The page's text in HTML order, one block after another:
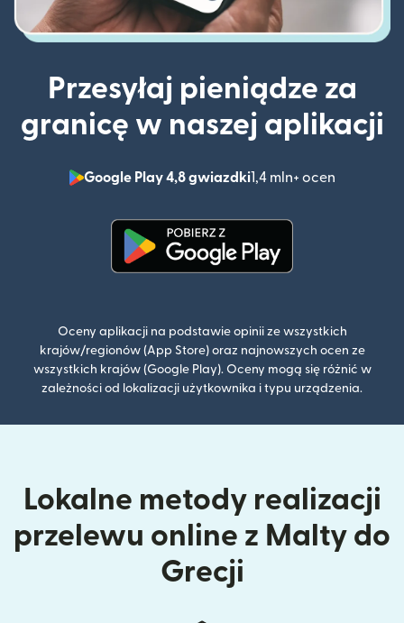
Przesyłaj pieniądze za
granicę w naszej aplikacji
Google Play 4,8 gwiazdki1,4 mln+ ocen
(otwiera
Oceny aplikacji na podstawie opinii ze wszystkich
krajów/regionów (App Store) oraz najnowszych ocen ze
wszystkich krajów (Google Play). Oceny mogą się różnić w
zależności od lokalizacji użytkownika i typu urządzenia.
Lokalne metody realizacji
przelewu online z Malty do
Grecji